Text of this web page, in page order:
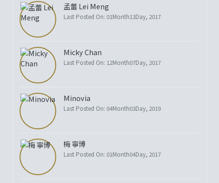
孟蕾 Lei Meng
Last Posted On: 01Month13Day, 2017
Micky Chan
Last Posted On: 12Month07Day, 2017
Minovia
Last Posted On: 04Month03Day, 2019
梅 寧博
Last Posted On: 01Month04Day, 2017